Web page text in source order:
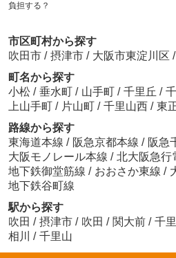
負担する？
市区町村から探す
吹田市 / 摂津市 / 大阪市東淀川区 /
町名から探す
小松 / 垂水町 / 山手町 / 千里丘 /
上山手町 / 片山町 / 千里山西 / 東
路線から探す
東海道本線 / 阪急京都本線 / 阪急
大阪モノレール本線 / 北大阪急行
地下鉄御堂筋線 / おおさか東線 /
地下鉄谷町線
駅から探す
吹田 / 摂津市 / 吹田 / 関大前 / 千
相川
/ 千里山